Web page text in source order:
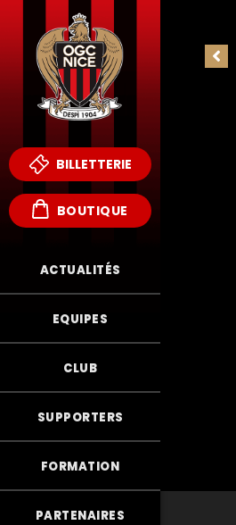
BILLETTERIE
BOUTIQUE
ACTUALITÉS
EQUIPES
CLUB
SUPPORTERS
FORMATION
PARTENAIRES